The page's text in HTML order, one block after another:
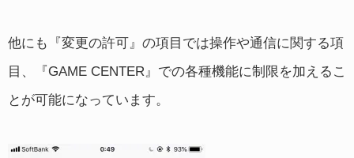
他にも『変更の許可』の項目では操作や通信に関する項
目、『GAME CENTER』での各種機能に制限を加えるこ
とが可能になっています。